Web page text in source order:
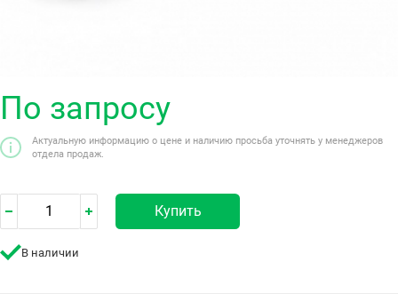
По запросу
Актуальную информацию о цене и наличию просьба уточнять у менеджеров
отдела продаж.
Купить
В наличии